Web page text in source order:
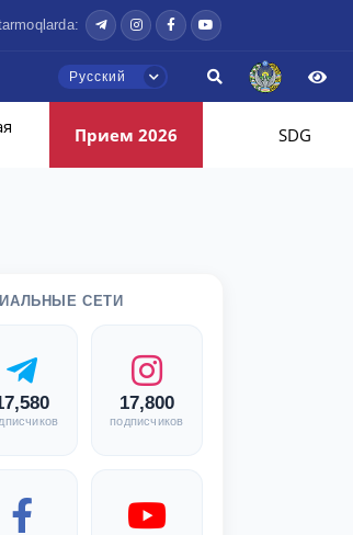
Русский
Прием 2026 SDG
СЕТИ
17,800
подписчиков